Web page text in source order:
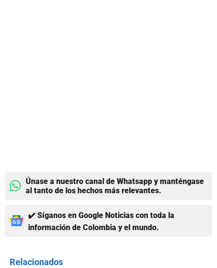
Únase a nuestro canal de Whatsapp y manténgase
al tanto de los hechos más relevantes.
✔️ Síganos en Google Noticias con toda la
información de Colombia y el mundo.
Relacionados